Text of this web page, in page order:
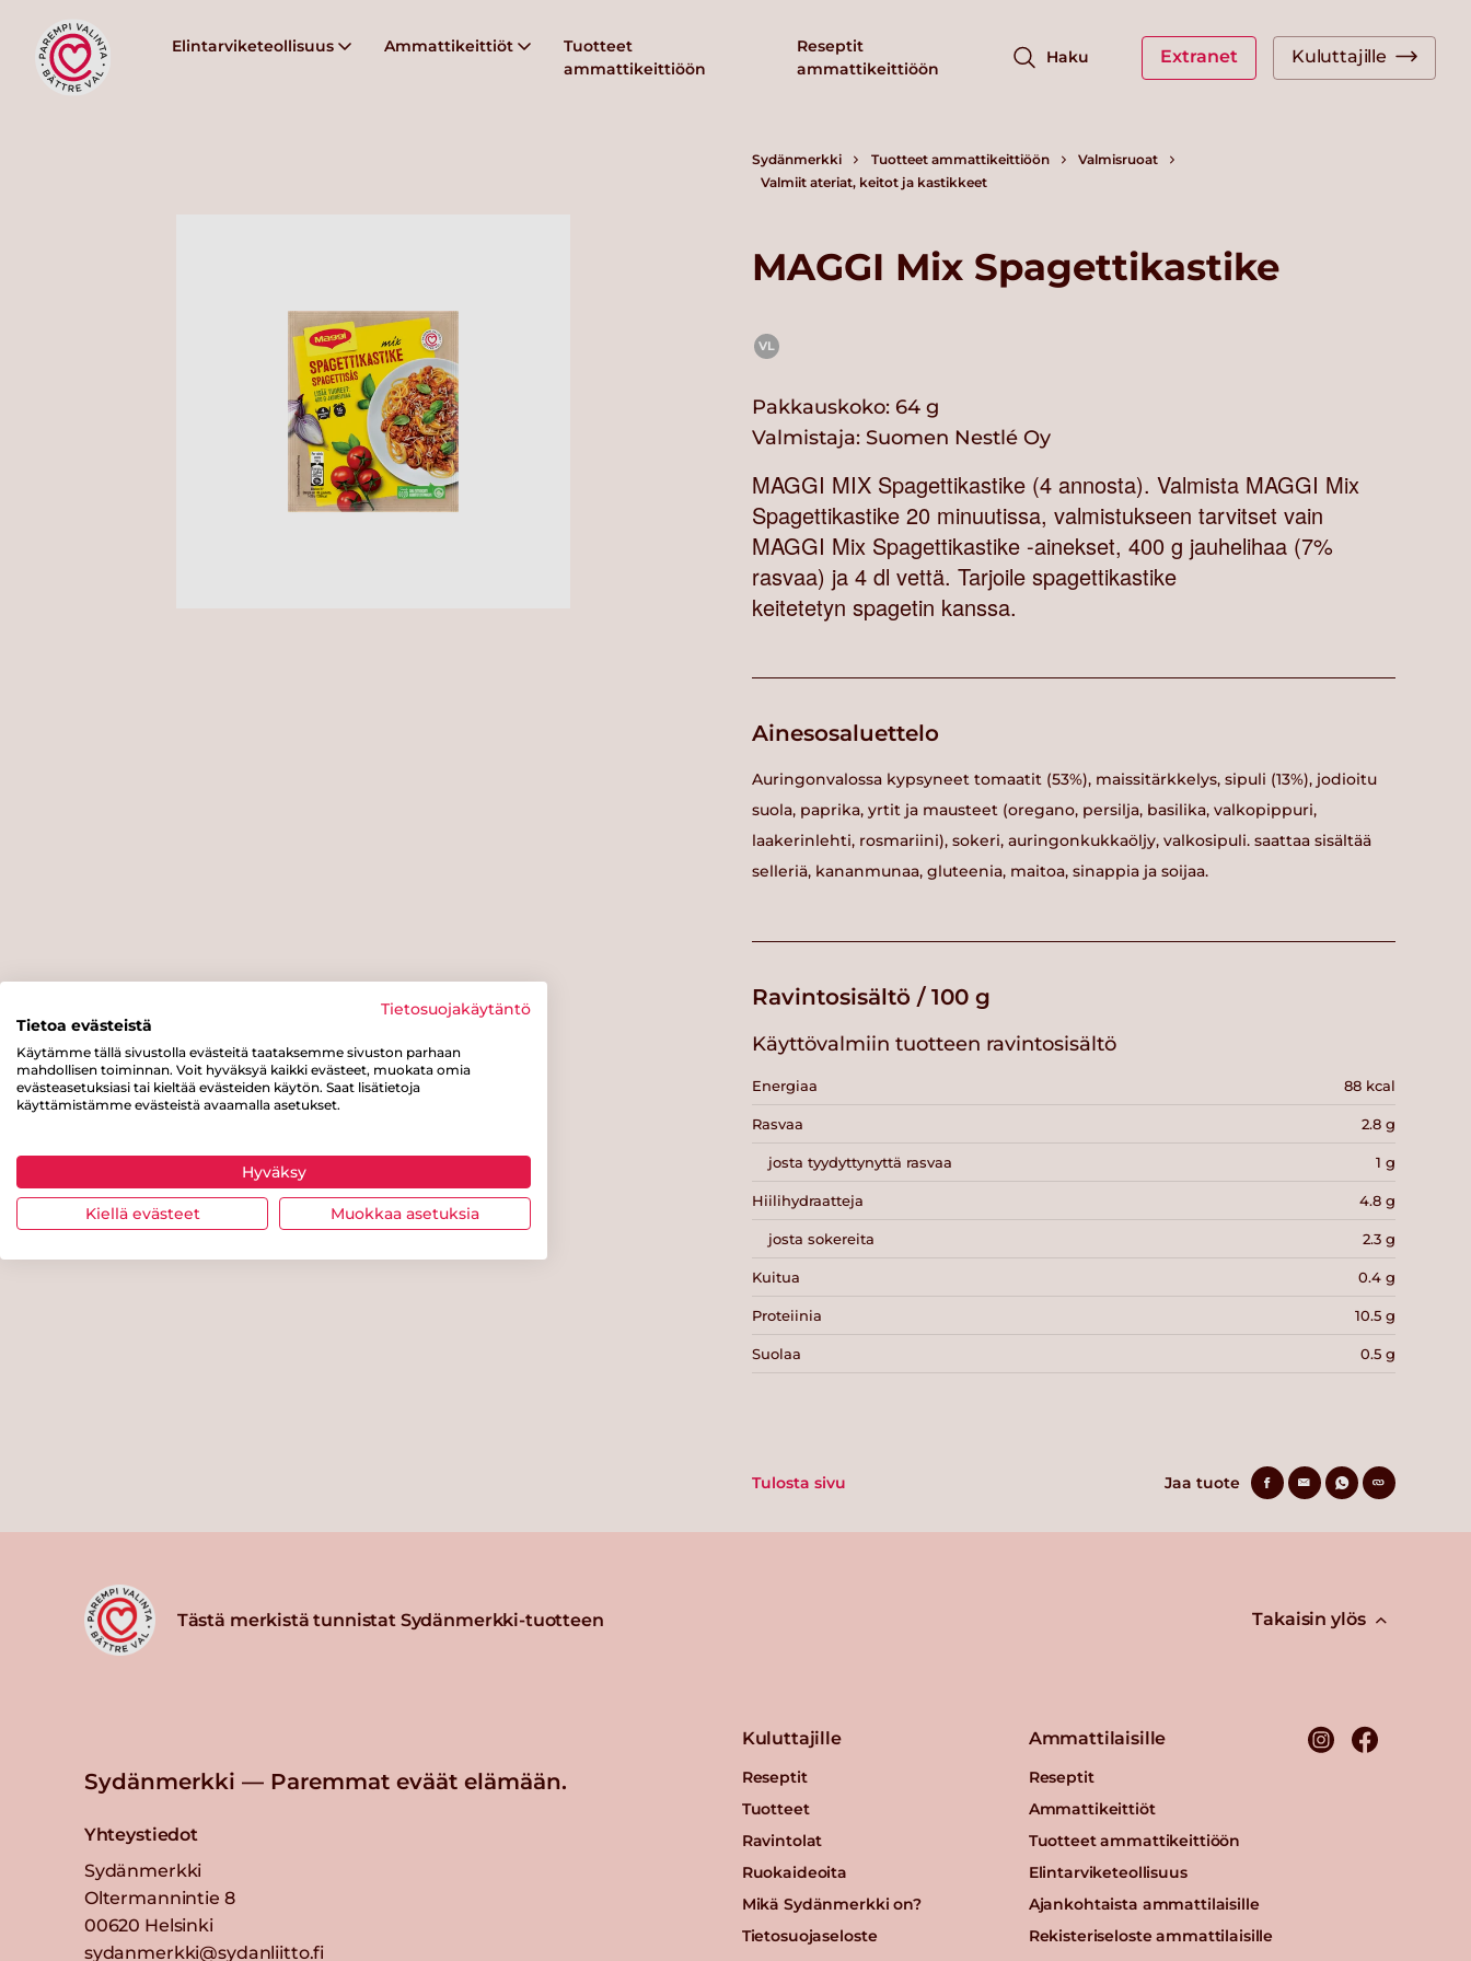
Elintarviketeollisuus Ammattikeittiöt
Tuotteet
ammattikeittiöön
Reseptit
ammattikeittiöön
Haku Extranet Kuluttajille
Sydänmerkki Tuotteet ammattikeittiöön
Valmisruoat
Valmiit ateriat, keitot ja kastikkeet
MAGGI Mix Spagettikastike
VL
Pakkauskoko: 64 g
Valmistaja: Suomen Nestlé Oy
MAGGI MIX Spagettikastike (4 annosta). Valmista MAGGI Mix
Spagettikastike 20 minuutissa, valmistukseen tarvitset vain
MAGGI Mix Spagettikastike -ainekset, 400 g jauhelihaa (7%
rasvaa) ja 4 dl vettä. Tarjoile spagettikastike
keitetetyn spagetin kanssa.
Ainesosaluettelo
Auringonvalossa kypsyneet tomaatit (53%), maissitärkkelys, sipuli (13%), jodioitu
suola, paprika, yrtit ja mausteet (oregano, persilja, basilika, valkopippuri,
laakerinlehti, rosmariini), sokeri, auringonkukkaöljy, valkosipuli. saattaa sisältää
selleriä, kananmunaa, gluteenia, maitoa, sinappia ja soijaa.
Ravintosisältö / 100 g
Käyttövalmiin tuotteen ravintosisältö
Energiaa 88 kcal
Rasvaa 2.8 g
josta tyydyttynyttä rasvaa 1 g
Hiilihydraatteja 4.8 g
josta sokereita 2.3 g
Kuitua 0.4 g
Proteiinia 10.5 g
Suolaa 0.5 g
Tulosta sivu Jaa tuote
Tästä merkistä tunnistat Sydänmerkki-tuotteen Takaisin ylös
Sydänmerkki — Paremmat eväät elämään.
Yhteystiedot
Sydänmerkki
Oltermannintie 8
00620 Helsinki
sydanmerkki@sydanliitto.fi
Kuluttajille
Reseptit
Tuotteet
Ravintolat
Ruokaideoita
Mikä Sydänmerkki on?
Tietosuojaseloste
Ammattilaisille
Reseptit
Ammattikeittiöt
Tuotteet ammattikeittiöön
Elintarviketeollisuus
Ajankohtaista ammattilaisille
Rekisteriseloste ammattilaisille
Tietosuojakäytäntö
Tietoa evästeistä
Käytämme tällä sivustolla evästeitä taataksemme sivuston parhaan
mahdollisen toiminnan. Voit hyväksyä kaikki evästeet, muokata omia
evästeasetuksiasi tai kieltää evästeiden käytön. Saat lisätietoja
käyttämistämme evästeistä avaamalla asetukset.
Hyväksy
Kiellä evästeet Muokkaa asetuksia